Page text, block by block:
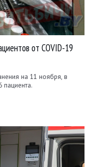
от COVID-19
на 11 ноября, в